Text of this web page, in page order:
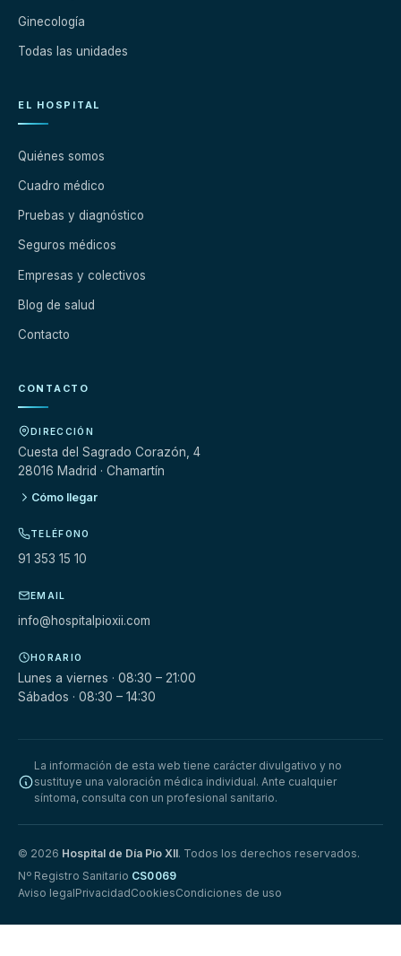
Ginecología
Todas las unidades
EL HOSPITAL
Quiénes somos
Cuadro médico
Pruebas y diagnóstico
Seguros médicos
Empresas y colectivos
Blog de salud
Contacto
CONTACTO
DIRECCIÓN
Cuesta del Sagrado Corazón, 4
28016 Madrid · Chamartín
Cómo llegar
TELÉFONO
91 353 15 10
EMAIL
info@hospitalpioxii.com
HORARIO
Lunes a viernes · 08:30 – 21:00
Sábados · 08:30 – 14:30
La información de esta web tiene carácter divulgativo y no
sustituye una valoración médica individual. Ante cualquier
síntoma, consulta con un profesional sanitario.
© 2026 Hospital de Día Pío XII. Todos los derechos reservados.
Nº Registro Sanitario CS0069
Aviso legalPrivacidadCookiesCondiciones de uso